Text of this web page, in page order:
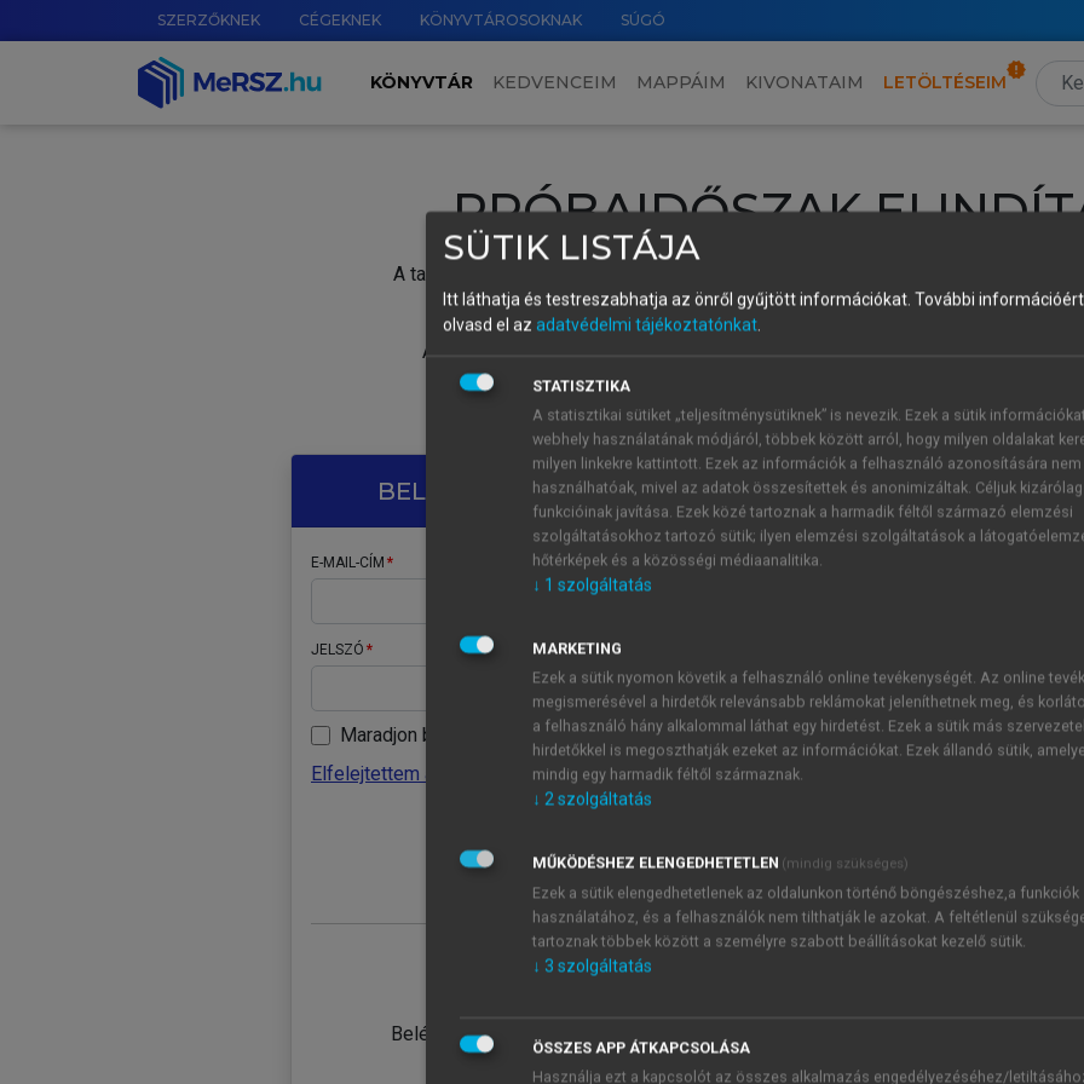
SZERZŐKNEK CÉGEKNEK KÖNYVTÁROSOKNAK SÚGÓ
KÖNYVTÁR KEDVENCEIM MAPPÁIM KIVONATAIM LETÖLTÉSEIM
PRÓBAIDŐSZAK
A tartalom megtekintéséhez lépj be a saját fiókoddal, iskolai azonosítóddal vagy
Új felhasználóként1 óra díjmentes hozzáférésrevagy
A próbaidőszak elindításához,
vagy hozz
A regisztráció után a
BELÉPÉS SAJÁT FIÓKKAL
E-MAIL-CÍM
JELSZÓ
Maradjon belépve
Elfelejtettem a jelszavamat
Belépés intézményi azonosítóval
ÚJ FIÓK
1 óra
JELSZÓ
Kérek értesítést a MeRSZ
Kérek értesítést az
SÜTIK LISTÁJA
Itt láthatja és testreszabhatja az önről gyűjtött információkat. További
olvasd el az adatvédelmi tájékoztatónkat.
STATISZTIKA
A statisztikai sütiket „teljesítménysütiknek” is nevezik. Ezek a sütik
webhely használatának módjáról, többek között arról, hogy milyen oldalakat
milyen linkekre kattintott. Ezek az információk a felhasználó azonosítására nem
használhatóak, mivel az adatok összesítettek és anonimizáltak. Céljuk
funkcióinak javítása. Ezek közé tartoznak a harmadik féltől származó elemzési
szolgáltatásokhoz tartozó sütik; ilyen elemzési szolgáltatások a
hőtérképek és a közösségi médiaanalitika.
↓ 1 szolgáltatás
MARKETING
Ezek a sütik nyomon követik a felhasználó online tevékenységét. Az online
megismerésével a hirdetők relevánsabb reklámokat jeleníthetnek meg, és
a felhasználó hány alkalommal láthat egy hirdetést. Ezek a sütik más
hirdetőkkel is megoszthatják ezeket az információkat. Ezek állandó sütik,
mindig egy harmadik féltől származnak.
↓ 2szolgáltatás
MŰKÖDÉSHEZ ELENGEDHETETLEN (mindig szükséges)
Ezek a sütik elengedhetetlenek az oldalunkon történő böngészéshez,a funkciók
használatához, és a felhasználók nem tilthatják le azokat. A feltétlenül
tartoznak többek között a személyre szabott beállításokat kezelő sütik.
↓ 3 szolgáltatás
ÖSSZES APP ÁTKAPCSOLÁSA
Használja ezt a kapcsolót az összes alkalmazás engedélyezéséhez/